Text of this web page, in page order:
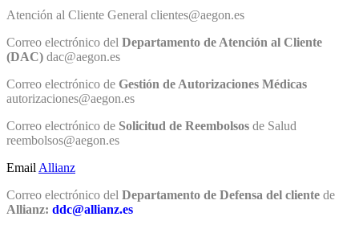
Atención al Cliente General clientes@aegon.es
Correo electrónico del Departamento de Atención al Cliente
(DAC) dac@aegon.es
Correo electrónico de Gestión de Autorizaciones Médicas
autorizaciones@aegon.es
Correo electrónico de Solicitud de Reembolsos de Salud
reembolsos@aegon.es
Email Allianz
Correo electrónico del Departamento de Defensa del cliente de
Allianz: ddc@allianz.es